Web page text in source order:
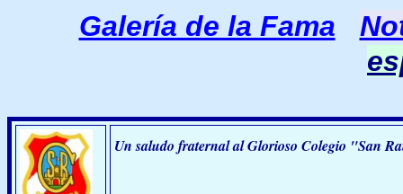
Galería de la Fama
Un saludo fraternal al Glorioso Colegio "San